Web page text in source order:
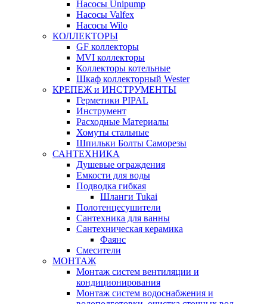
Насосы Unipump
Насосы Valfex
Насосы Wilo
КОЛЛЕКТОРЫ
GF коллекторы
MVI коллекторы
Коллекторы котельные
Шкаф коллекторный Wester
КРЕПЕЖ и ИНСТРУМЕНТЫ
Герметики PIPAL
Инструмент
Расходные Материалы
Хомуты стальные
Шпильки Болты Саморезы
САНТЕХНИКА
Душевые ограждения
Емкости для воды
Подводка гибкая
Шланги Tukai
Полотенцесушители
Сантехника для ванны
Сантехническая керамика
Фаянс
Смесители
МОНТАЖ
Монтаж систем вентиляции и
кондиционирования
Монтаж систем водоснабжения и